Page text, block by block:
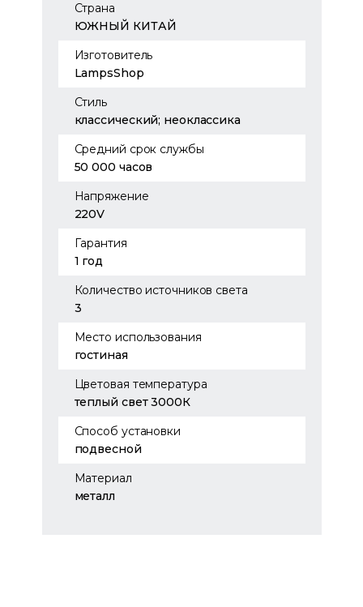
Страна
ЮЖНЫЙ КИТАЙ
Изготовитель
LampsShop
Стиль
классический; неоклассика
Средний срок службы
50 000 часов
Напряжение
220V
Гарантия
1 год
Количество источников света
3
Место использования
гостиная
Цветовая температура
теплый свет 3000К
Способ установки
подвесной
Материал
металл